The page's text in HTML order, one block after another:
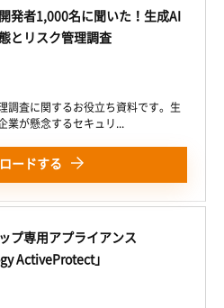
発者1,000名に聞いた！生成AI
とリスク管理調査
調査に関するお役立ち資料です。生
業が懸念するセキュリ...
ードする
プ専用アプライアンス
ActiveProtect」